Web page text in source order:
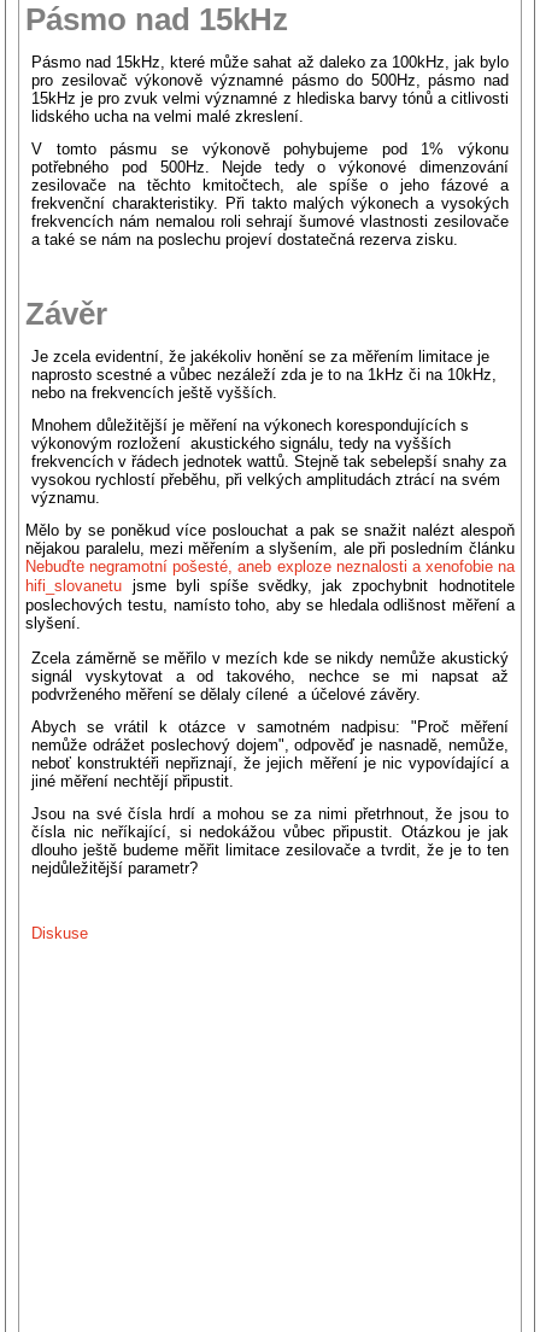
Pásmo nad 15kHz
Pásmo nad 15kHz, které může sahat až daleko za 100kHz, jak bylo
pro zesilovač výkonově významné pásmo do 500Hz, pásmo nad
15kHz je pro zvuk velmi významné z hlediska barvy tónů a citlivosti
lidského ucha na velmi malé zkreslení.
V tomto pásmu se výkonově pohybujeme pod 1% výkonu
potřebného pod 500Hz. Nejde tedy o výkonové dimenzování
zesilovače na těchto kmitočtech, ale spíše o jeho fázové a
frekvenční charakteristiky. Při takto malých výkonech a vysokých
frekvencích nám nemalou roli sehrají šumové vlastnosti zesilovače
a také se nám na poslechu projeví dostatečná rezerva zisku.
Závěr
Je zcela evidentní, že jakékoliv honění se za měřením limitace je
naprosto scestné a vůbec nezáleží zda je to na 1kHz či na 10kHz,
nebo na frekvencích ještě vyšších.
Mnohem důležitější je měření na výkonech korespondujících s
výkonovým rozložení akustického signálu, tedy na vyšších
frekvencích v řádech jednotek wattů. Stejně tak sebelepší snahy za
vysokou rychlostí přeběhu, při velkých amplitudách ztrácí na svém
významu.
Mělo by se poněkud více poslouchat a pak se snažit nalézt alespoň
nějakou paralelu, mezi měřením a slyšením, ale při posledním článku
Nebuďte negramotní pošesté, aneb exploze neznalosti a xenofobie na
hifi_slovanetu jsme byli spíše svědky, jak zpochybnit hodnotitele
poslechových testu, namísto toho, aby se hledala odlišnost měření a
slyšení.
Zcela záměrně se měřilo v mezích kde se nikdy nemůže akustický
signál vyskytovat a od takového, nechce se mi napsat až
podvrženého měření se dělaly cílené a účelové závěry.
Abych se vrátil k otázce v samotném nadpisu: "Proč měření
nemůže odrážet poslechový dojem", odpověď je nasnadě, nemůže,
neboť konstruktéři nepřiznají, že jejich měření je nic vypovídající a
jiné měření nechtějí připustit.
Jsou na své čísla hrdí a mohou se za nimi přetrhnout, že jsou to
čísla nic neříkající, si nedokážou vůbec připustit. Otázkou je jak
dlouho ještě budeme měřit limitace zesilovače a tvrdit, že je to ten
nejdůležitější parametr?
Diskuse